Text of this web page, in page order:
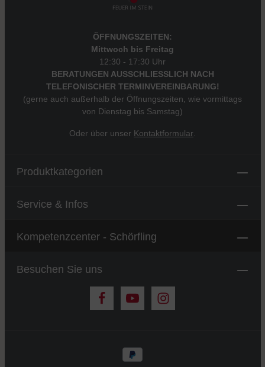
Besuchen Sie uns
Kompetenzcenter - Schörfling
ÖFFNUNGSZEITEN:
Mittwoch bis Freitag
12:30 - 17:30 Uhr
BERATUNGEN AUSSCHLIESSLICH NACH
TELEFONISCHER TERMINVEREINBARUNG!
(gerne auch außerhalb der Öffnungszeiten, wie vormittags
von Dienstag bis Samstag)
Oder über unser Kontaktformular
Produktkategorien
Service & Infos